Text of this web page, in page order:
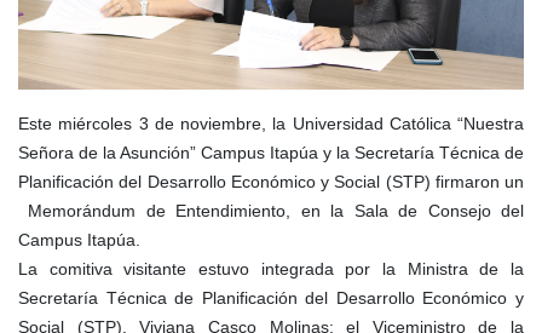
Este miércoles 3 de noviembre, la Universidad Católica “Nuestra
Señora de la Asunción” Campus Itapúa y la Secretaría Técnica de
Planificación del Desarrollo Económico y Social (STP) firmaron un
Memorándum de Entendimiento, en la Sala de Consejo del
Campus Itapúa.
La comitiva visitante estuvo integrada por la Ministra de la
Secretaría Técnica de Planificación del Desarrollo Económico y
Social (STP), Viviana Casco Molinas; el Viceministro de la